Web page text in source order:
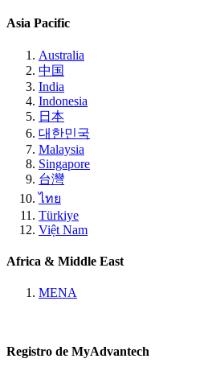
Asia Pacific
Australia
中国
India
Indonesia
日本
대한민국
Malaysia
Singapore
台灣
ไทย
Türkiye
Việt Nam
Africa & Middle East
MENA
Registro de MyAdvantech